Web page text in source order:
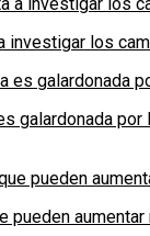
investigar los
galardonada
pueden